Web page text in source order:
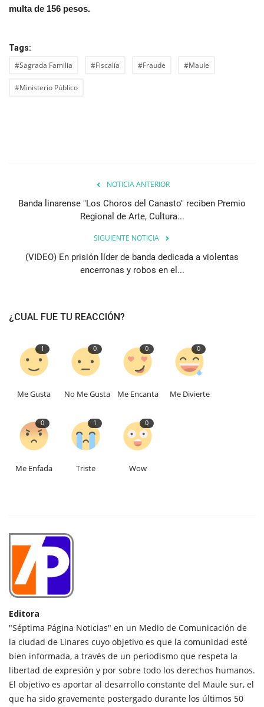
multa de 156 pesos.
Tags:
#Sagrada Familia #Fiscalía #Fraude #Maule
#Ministerio Público
NOTICIA ANTERIOR
Banda linarense "Los Choros del Canasto" reciben Premio
Regional de Arte, Cultura...
SIGUIENTE NOTICIA
(VIDEO) En prisión líder de banda dedicada a violentas
encerronas y robos en el...
¿CUAL FUE TU REACCIÓN?
1
Me Gusta
0
No Me Gusta
0
Me Encanta
0
Me Divierte
0
Me Enfada
1
Triste
0
Wow
Editora
"Séptima Página Noticias" en un Medio de Comunicación de
la ciudad de Linares cuyo objetivo es que la comunidad esté
bien informada, a través de un periodismo que respeta la
libertad de expresión y por sobre todo los derechos humanos.
El objetivo es aportar al desarrollo constante del Maule sur, el
que ha sido gravemente postergado durante los últimos 50